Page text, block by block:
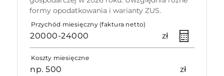
formy opodatkowania i warianty ZUS.
Przychód miesięczny (faktura netto)
zł
Koszty miesięczne
zł